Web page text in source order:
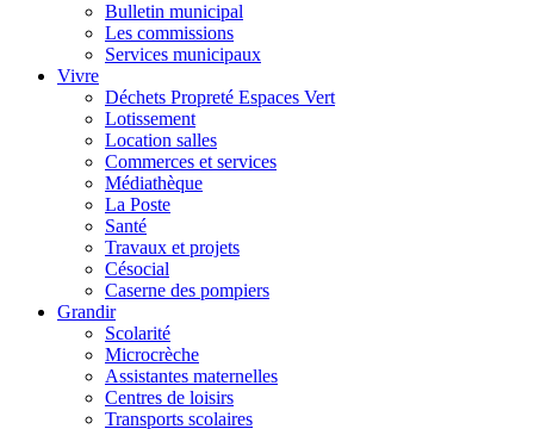
Bulletin municipal
Les commissions
Services municipaux
Vivre
Déchets Propreté Espaces Vert
Lotissement
Location salles
Commerces et services
Médiathèque
La Poste
Santé
Travaux et projets
Césocial
Caserne des pompiers
Grandir
Scolarité
Microcrèche
Assistantes maternelles
Centres de loisirs
Transports scolaires